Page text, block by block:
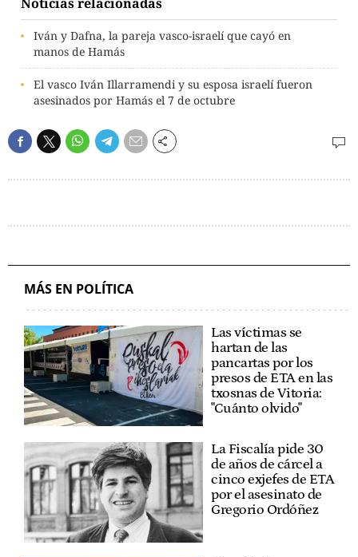
Iván y Dafna, la pareja vasco-israelí que cayó en
manos de Hamás
El vasco Iván Illarramendi y su esposa israelí fueron
asesinados por Hamás el 7 de octubre
MÁS EN POLÍTICA
Las víctimas se
hartan de las
pancartas por los
presos de ETA en las
txosnas de Vitoria:
"Cuánto olvido"
La Fiscalía pide 30
de años de cárcel a
cinco exjefes de ETA
por el asesinato de
Gregorio Ordóñez